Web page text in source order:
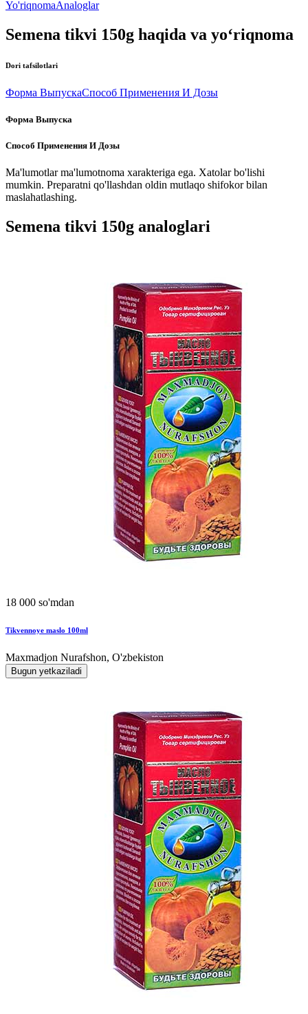
Yo'riqnomaAnaloglar
Semena tikvi 150g haqida va yo‘riqnoma
Dori tafsilotlari
Форма ВыпускаСпособ Применения И Дозы
Форма Выпуска
Способ Применения И Дозы
Ma'lumotlar ma'lumotnoma xarakteriga ega. Xatolar bo'lishi
mumkin. Preparatni qo'llashdan oldin mutlaqo shifokor bilan
maslahatlashing.
Semena tikvi 150g analoglari
18 000 so'mdan
Tikvennoye maslo 100ml
Maxmadjon Nurafshon, O'zbekiston
Bugun yetkaziladi